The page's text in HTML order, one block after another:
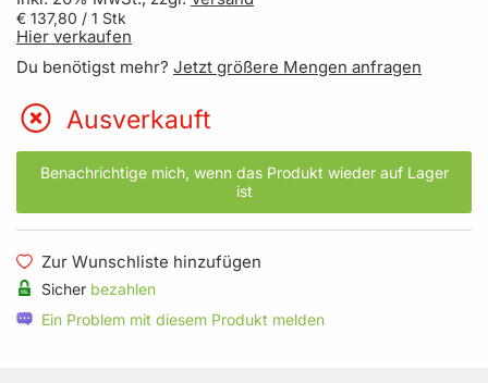
€ 137,80 / 1 Stk
Hier verkaufen
Du benötigst mehr? Jetzt größere Mengen anfragen
Ausverkauft
Benachrichtige mich, wenn das Produkt wieder auf Lager
ist
Zur Wunschliste hinzufügen
Sicher bezahlen
Ein Problem mit diesem Produkt melden